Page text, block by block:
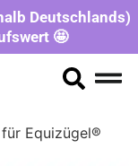
Deutschlands)
🤩
Equizügel®